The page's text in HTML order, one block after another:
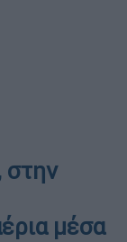
στην
μέσα